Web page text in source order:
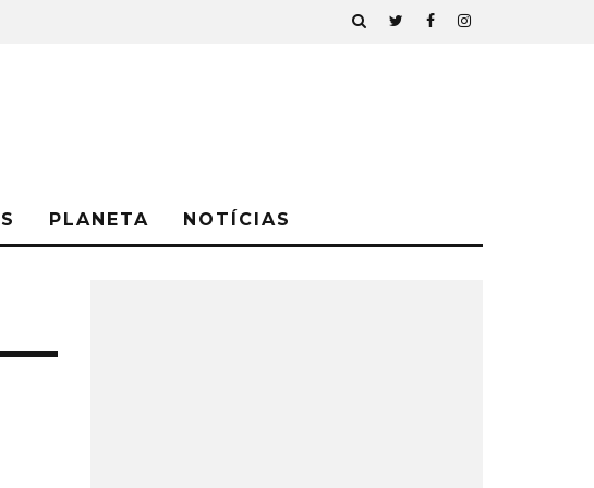
PLANETA NOTÍCIAS